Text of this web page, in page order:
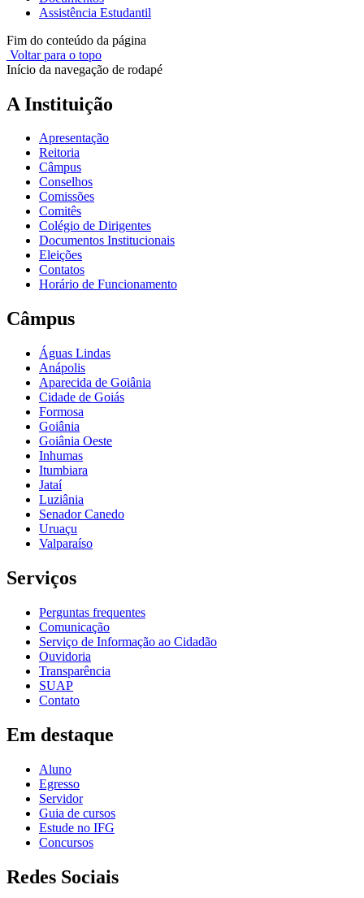
Assistência Estudantil
Fim do conteúdo da página
Voltar para o topo
Início da navegação de rodapé
A Instituição
Apresentação
Reitoria
Câmpus
Conselhos
Comissões
Comitês
Colégio de Dirigentes
Documentos Institucionais
Eleições
Contatos
Horário de Funcionamento
Câmpus
Águas Lindas
Anápolis
Aparecida de Goiânia
Cidade de Goiás
Formosa
Goiânia
Goiânia Oeste
Inhumas
Itumbiara
Jataí
Luziânia
Senador Canedo
Uruaçu
Valparaíso
Serviços
Perguntas frequentes
Comunicação
Serviço de Informação ao Cidadão
Ouvidoria
Transparência
SUAP
Contato
Em destaque
Aluno
Egresso
Servidor
Guia de cursos
Estude no IFG
Concursos
Redes Sociais